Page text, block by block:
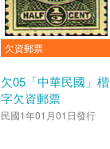
欠資郵票
欠05「中華民國」楷
字欠資郵票
民國1年01月01日發行